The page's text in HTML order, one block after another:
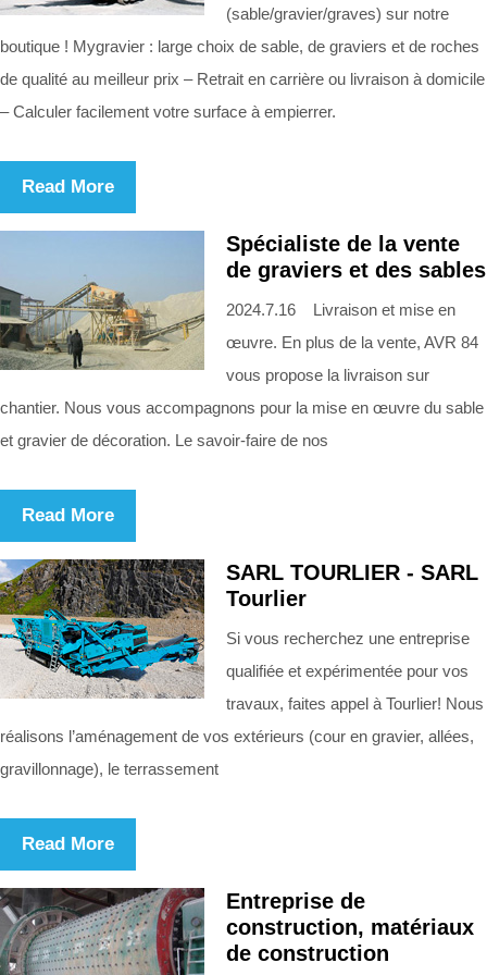
(sable/gravier/graves) sur notre
boutique ! Mygravier : large choix de sable, de graviers et de roches
de qualité au meilleur prix – Retrait en carrière ou livraison à domicile
– Calculer facilement votre surface à empierrer.
Read More
Spécialiste de la vente
de graviers et des sables
2024.7.16 Livraison et mise en
œuvre. En plus de la vente, AVR 84
vous propose la livraison sur
chantier. Nous vous accompagnons pour la mise en œuvre du sable
et gravier de décoration. Le savoir-faire de nos
Read More
SARL TOURLIER - SARL
Tourlier
Si vous recherchez une entreprise
qualifiée et expérimentée pour vos
travaux, faites appel à Tourlier! Nous
réalisons l’aménagement de vos extérieurs (cour en gravier, allées,
gravillonnage), le terrassement
Read More
Entreprise de
construction, matériaux
de construction